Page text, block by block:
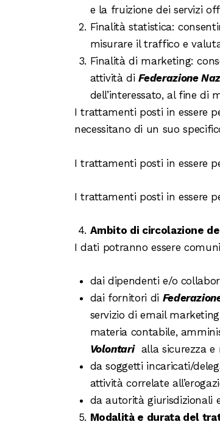
e la fruizione dei servizi
Finalità statistica:
misurare il traffico e
Finalità di marketing:
attività diFederazione
dell’interessato, al fine di
I trattamenti posti in essere
necessitano di un suo
I trattamenti posti in essere
I trattamenti posti in essere
Ambito di circolazione
I dati potranno essere
dai dipendenti e/o
dai fornitori di
servizio di email
materia contabile,
Volontari alla sicurezza e
da soggetti incaricati/
attività correlate
da autorità giurisdizionali
Modalità e durata del